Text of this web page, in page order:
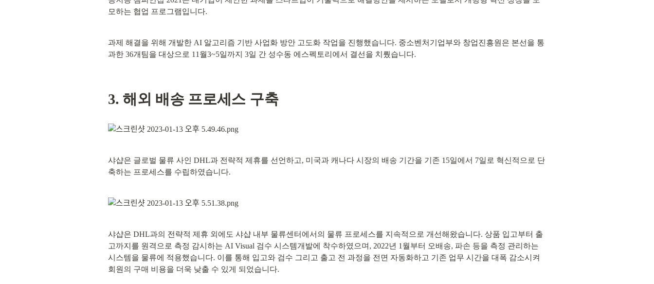
모하는 협업 프로그램입니다.
과제 해결을 위해 개발한 AI 알고리즘 기반 사업화 방안 고도화 작업을 진행했습니다. 중소벤처기업부와 창업진흥원은 본선을 통
과한 36개팀을 대상으로 11월3~5일까지 3일 간 성수동 에스펙토리에서 결선을 치뤘습니다.
3. 해외 배송 프로세스 구축
샤샵은 글로벌 물류 사인 DHL과 전략적 제휴를 선언하고, 미국과 캐나다 시장의 배송 기간을 기존 15일에서 7일로 혁신적으로 단
축하는 프로세스를 수립하였습니다.
샤샵은 DHL과의 전략적 제휴 외에도 샤샵 내부 물류센터에서의 물류 프로세스를 지속적으로 개선해왔습니다. 상품 입고부터 출
고까지를 원격으로 측정 감시하는 AI Visual 검수 시스템개발에 착수하였으며, 2022년 1월부터 오배송, 파손 등을 측정 관리하는
시스템을 물류에 적용했습니다. 이를 통해 입고와 검수 그리고 출고 전 과정을 전면 자동화하고 기존 업무 시간을 대폭 감소시켜
회원의 구매 비용을 더욱 낮출 수 있게 되었습니다.